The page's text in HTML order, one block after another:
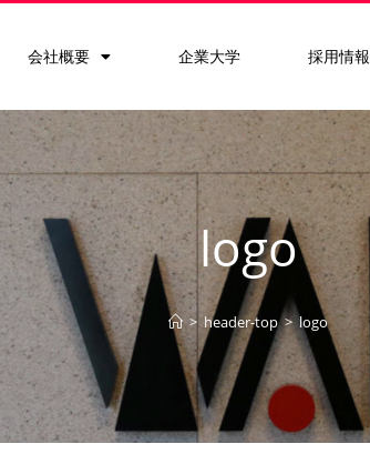
会社概要 企業大学 採用情報
logo
> header-top > logo